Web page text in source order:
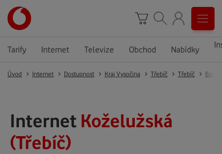
Tarify Internet Televize Obchod Nabídky
Úvod Internet Dostupnost Kraj Vysočina Třebíč Třebíč
Internet Koželužská
(Třebíč)